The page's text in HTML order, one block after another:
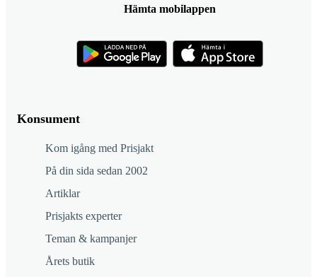
Konsument
Kom igång med Prisjakt
På din sida sedan 2002
Artiklar
Prisjakts experter
Teman & kampanjer
Årets butik
Hämta mobilappen